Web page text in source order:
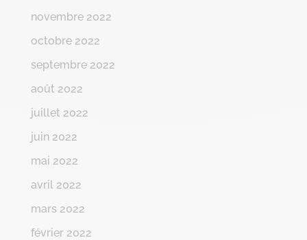
novembre 2022
octobre 2022
septembre 2022
août 2022
juillet 2022
juin 2022
mai 2022
avril 2022
mars 2022
février 2022